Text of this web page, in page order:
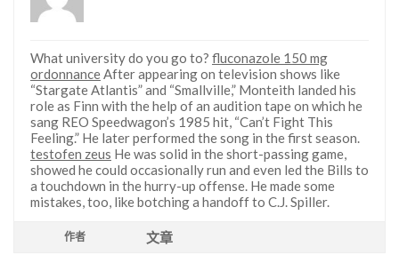
What university do you go to? fluconazole 150 mg
ordonnanceAfter appearing on television shows like
“Stargate Atlantis” and “Smallville,” Monteith landed his
role as Finn with the help of an audition tape on which he
sang REO Speedwagon’s 1985 hit, “Can’t Fight This
Feeling.” He later performed the song in the first season.
testofen zeus He was solid in the short-passing game,
showed he could occasionally run and even led the Bills to
a touchdown in the hurry-up offense. He made some
mistakes, too, like botching a handoff to C.J. Spiller.
作者 文章